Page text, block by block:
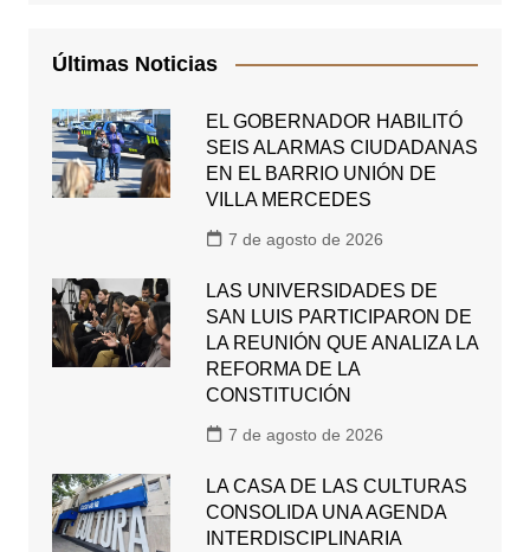
Últimas Noticias
EL GOBERNADOR HABILITÓ
SEIS ALARMAS CIUDADANAS
EN EL BARRIO UNIÓN DE
VILLA MERCEDES
7 de agosto de 2026
LAS UNIVERSIDADES DE
SAN LUIS PARTICIPARON DE
LA REUNIÓN QUE ANALIZA LA
REFORMA DE LA
CONSTITUCIÓN
7 de agosto de 2026
LA CASA DE LAS CULTURAS
CONSOLIDA UNA AGENDA
INTERDISCIPLINARIA